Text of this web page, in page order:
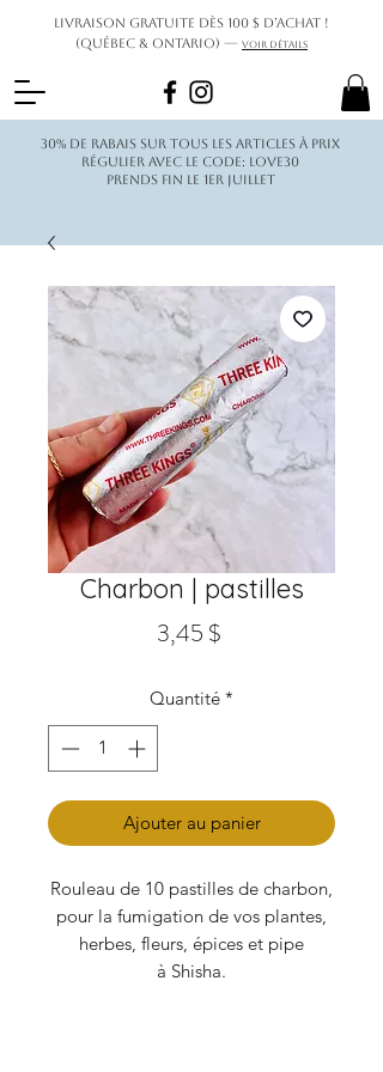
Livraison gratuite dès 100 $ d’achat !
(Québec & Ontario) — Voir détails
30% de rabais sur tous les articles à prix
régulier avec le code: love30
Prends fin le 1er juillet
Charbon | pastilles
3,45 $Prix
Quantité *
Ajouter au panier
Rouleau de 10 pastilles de charbon,
pour la fumigation de vos plantes,
herbes, fleurs, épices et pipe
à Shisha.